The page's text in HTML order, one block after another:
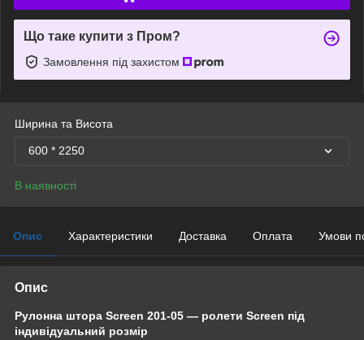
Що таке купити з Пром?
Замовлення під захистом
Ширина та Висота
600 * 2250
В наявності
Опис Характеристики Доставка Оплата Умови
Опис
Рулонна штора Screen 201-05 — ролети Screen під
індивідуальний розмір